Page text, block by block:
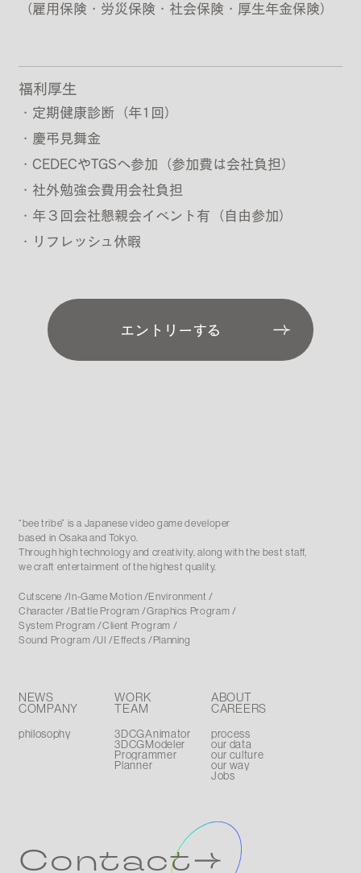
（雇用保険・労災保険・社会保険・厚生年金保険）
福利厚生
・定期健康診断（年1回）
・慶弔見舞金
・CEDECやTGSへ参加（参加費は会社負担）
・社外勉強会費用会社負担
・年３回会社懇親会イベント有（自由参加）
・リフレッシュ休暇
エントリーする
“bee tribe” is a Japanese video game developer
based in Osaka and Tokyo.
Through high technology and creativity, along with the best staff,
we craft entertainment of the highest quality.
Cutscene In-Game Motion Environment
Character Battle Program
Graphics Program
System Program
Client Program
Sound Program UI Effects Planning
NEWS WORK
ABOUT
COMPANY
philosophy
TEAM
3DCGAnimator
3DCGModeler
Programmer
Planner
CAREERS
process
our data
our culture
our way
Jobs
Contact